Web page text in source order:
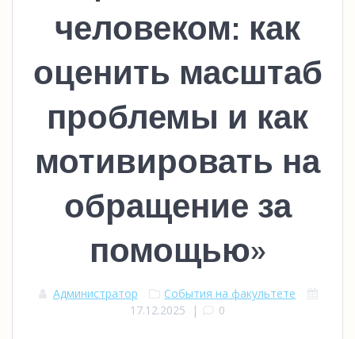
человеком: как
оценить масштаб
проблемы и как
мотивировать на
обращение за
помощью»
Администратор
События на факультете
17.12.2025 | 0